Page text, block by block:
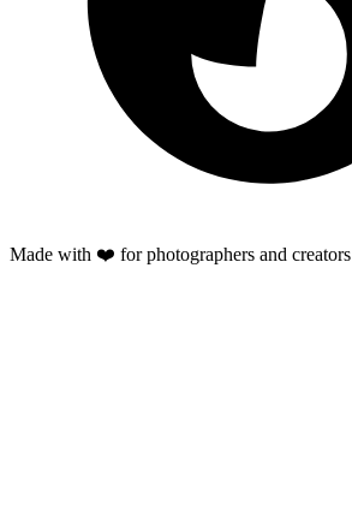
Made with ❤️ for photographers and creators